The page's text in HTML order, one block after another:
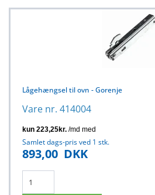
Lågehængsel til ovn - Gorenje
Vare nr. 414004
Samlet dags-pris ved 1 stk.
893,00 DKK